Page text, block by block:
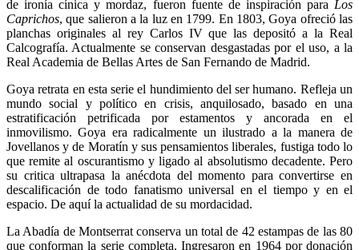
de ironía cínica y mordaz, fueron fuente de inspiración para Los
Caprichos, que salieron a la luz en 1799. En 1803, Goya ofreció las
planchas originales al rey Carlos IV que las depositó a la Real
Calcografía. Actualmente se conservan desgastadas por el uso, a la
Real Academia de Bellas Artes de San Fernando de Madrid.
Goya retrata en esta serie el hundimiento del ser humano. Refleja un
mundo social y político en crisis, anquilosado, basado en una
estratificación petrificada por estamentos y ancorada en el
inmovilismo. Goya era radicalmente un ilustrado a la manera de
Jovellanos y de Moratín y sus pensamientos liberales, fustiga todo lo
que remite al oscurantismo y ligado al absolutismo decadente. Pero
su critica ultrapasa la anécdota del momento para convertirse en
descalificación de todo fanatismo universal en el tiempo y en el
espacio. De aquí la actualidad de su mordacidad.
La Abadía de Montserrat conserva un total de 42 estampas de las 80
que conforman la serie completa. Ingresaron en 1964 por donación